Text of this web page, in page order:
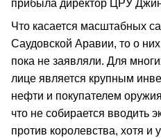
прибыла директор ЦРУ
Что касается масштабных
Саудовской Аравии, то о
пока не заявляли. Для
лице является крупным
нефти и покупателем
что не собирается вводить
против королевства, хотя и